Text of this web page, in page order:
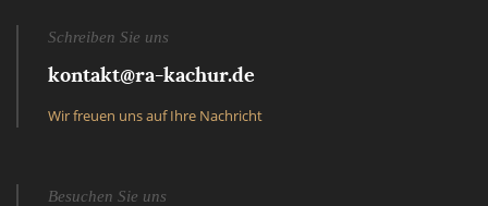
Schreiben Sie uns
kontakt@ra-kachur.de
Wir freuen uns auf Ihre Nachricht
Besuchen Sie uns